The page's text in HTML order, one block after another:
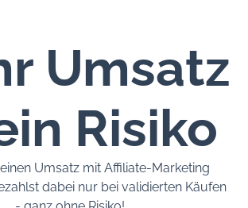
Umsatz
Risiko
Umsatz mit Affiliate-Marketing
dabei nur bei validierten Käufen